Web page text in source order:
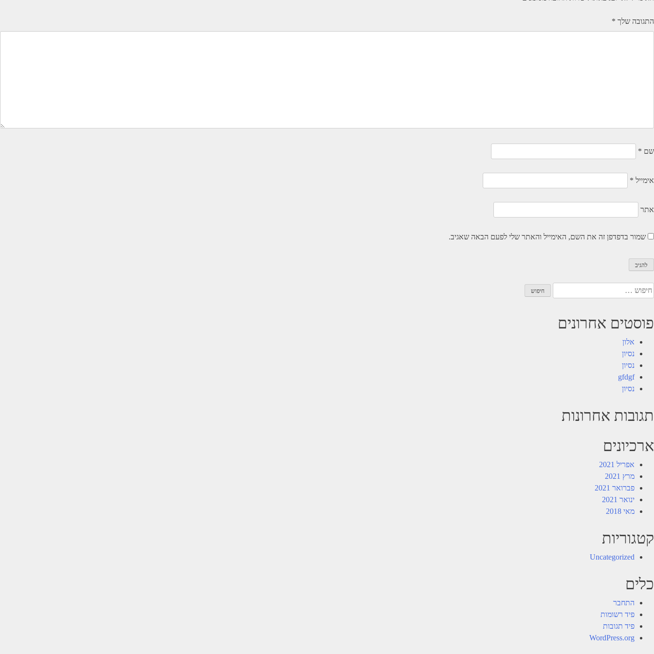
התגובה שלך *
שם *
אימייל *
אתר
שמור בדפדפן זה את השם, האימייל והאתר שלי לפעם הבאה שאגיב.
חיפוש:
פוסטים אחרונים
אלון
נסיון
נסיון
gfdgf
נסיון
תגובות אחרונות
ארכיונים
אפריל 2021
מרץ 2021
פברואר 2021
ינואר 2021
מאי 2018
קטגוריות
Uncategorized
כלים
התחבר
פיד רשומות
פיד תגובות
WordPress.org